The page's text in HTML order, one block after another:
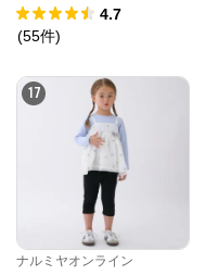
ニック
4.7
(55件)
17
ナルミヤオンライン